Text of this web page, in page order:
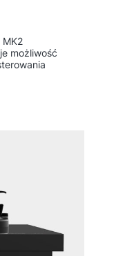
MK2
możliwość